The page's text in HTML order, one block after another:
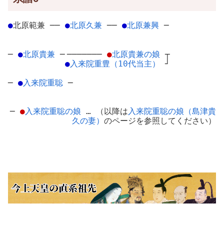
●北原範兼 ── ●北原久兼 ── ●北原兼興 ─
─ ●北原貴兼 ─ ─────── ●北原貴兼の娘 ┬
●入来院重豊（10代当主） ┘
─ ●入来院重聡 ─
─ ●入来院重聡の娘 … （以降は入来院重聡の娘（島津貴
久の妻） のページを参照してください）